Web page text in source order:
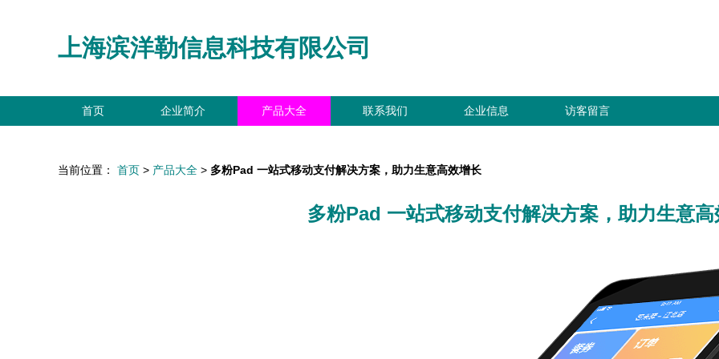
上海滨洋勒信息科技有限公司
首页 企业简介 产品大全 联系我们 企业信息 访客留言
当前位置： 首页 > 产品大全 > 多粉Pad 一站式移动支付解决方案，助力生意高效增长
多粉Pad 一站式移动支付解决方案，助力生意高